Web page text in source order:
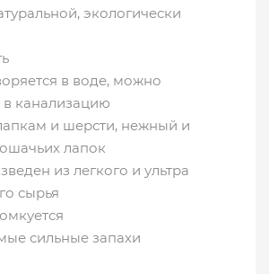
экологически
в воде, можно
канализацию
и шерсти, нежный и
лапок
из легкого и ультра
сырья
сильные запахи